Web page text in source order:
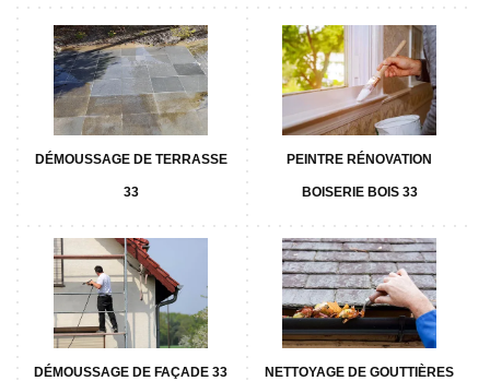
DÉMOUSSAGE DE TERRASSE
33
PEINTRE RÉNOVATION
BOISERIE BOIS 33
DÉMOUSSAGE DE FAÇADE 33 NETTOYAGE DE GOUTTIÈRES